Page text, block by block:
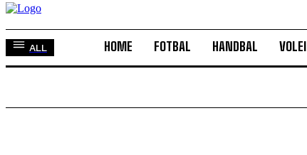
ALL HOME FOTBAL HANDBAL VOLEI